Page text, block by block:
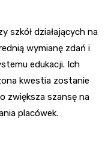
szkół działających na
wymianę zdań i
edukacji. Ich
kwestia zostanie
zwiększa szansę na
placówek.